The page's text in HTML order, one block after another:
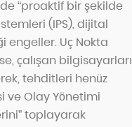
“proaktif bir şekilde
(IPS), dijital
engeller. Uç Nokta
çalışan bilgisayarları
tehditleri henüz
ve Olay Yönetimi
toplayarak